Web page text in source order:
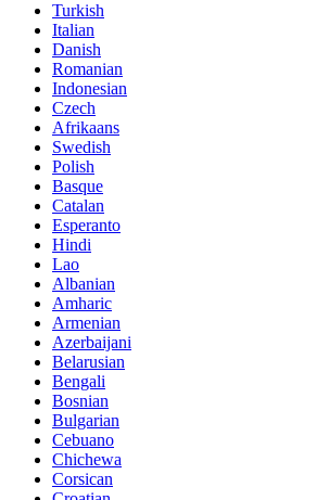
Turkish
Italian
Danish
Romanian
Indonesian
Czech
Afrikaans
Swedish
Polish
Basque
Catalan
Esperanto
Hindi
Lao
Albanian
Amharic
Armenian
Azerbaijani
Belarusian
Bengali
Bosnian
Bulgarian
Cebuano
Chichewa
Corsican